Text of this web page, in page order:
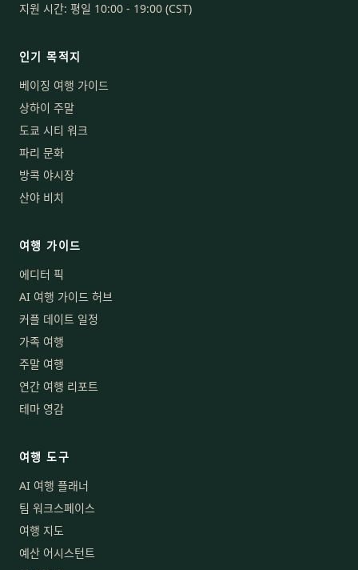
지원 시간: 평일 10:00 - 19:00 (CST)
인기 목적지
베이징 여행 가이드
상하이 주말
도쿄 시티 워크
파리 문화
방콕 야시장
산야 비치
여행 가이드
에디터 픽
AI 여행 가이드 허브
커플 데이트 일정
가족 여행
주말 여행
연간 여행 리포트
테마 영감
여행 도구
AI 여행 플래너
팀 워크스페이스
여행 지도
예산 어시스턴트